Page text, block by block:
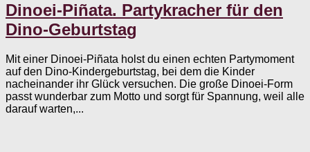
Dinoei-Piñata. Partykracher für den
Dino-Geburtstag
Mit einer Dinoei-Piñata holst du einen echten Partymoment
auf den Dino-Kindergeburtstag, bei dem die Kinder
nacheinander ihr Glück versuchen. Die große Dinoei-Form
passt wunderbar zum Motto und sorgt für Spannung, weil alle
darauf warten,...